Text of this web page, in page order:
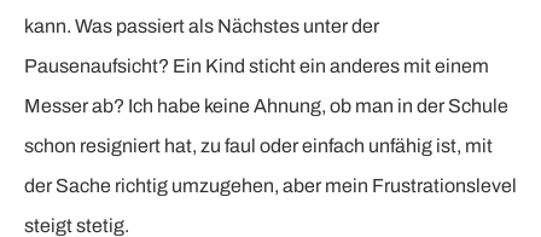
kann. Was passiert als Nächstes unter der
Pausenaufsicht? Ein Kind sticht ein anderes mit einem
Messer ab? Ich habe keine Ahnung, ob man in der Schule
schon resigniert hat, zu faul oder einfach unfähig ist, mit
der Sache richtig umzugehen, aber mein Frustrationslevel
steigt stetig.